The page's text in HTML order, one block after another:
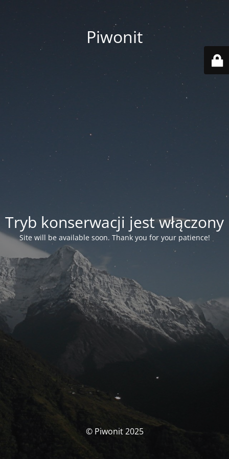
Piwonit
Tryb konserwacji jest włączony
Site will be available soon. Thank you for your patience!
© Piwonit 2025